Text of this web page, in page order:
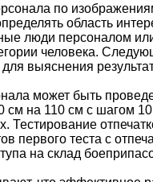
по
область
люди персоналом
человека.
выяснения
может быть
см на 110 см с шагом
Тестирование
первого теста с
на склад